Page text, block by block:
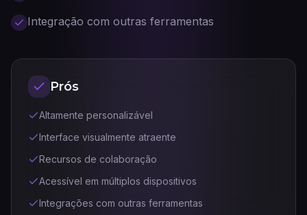
Integração com outras ferramentas
Prós
Altamente personalizável
Interface visualmente atraente
Recursos de colaboração
Acessível em múltiplos dispositivos
Integrações com outras ferramentas